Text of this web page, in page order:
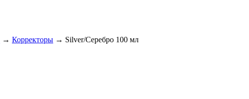
→ Корректоры → Silver/Серебро 100 мл